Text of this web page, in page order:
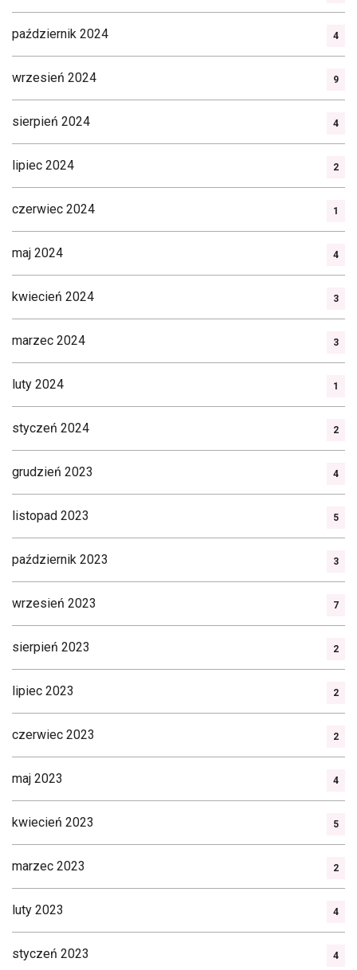
październik 2024 4
wrzesień 2024 9
sierpień 2024 4
lipiec 2024 2
czerwiec 2024 1
maj 2024 4
kwiecień 2024 3
marzec 2024 3
luty 2024 1
styczeń 2024 2
grudzień 2023 4
listopad 2023 5
październik 2023 3
wrzesień 2023 7
sierpień 2023 2
lipiec 2023 2
czerwiec 2023 2
maj 2023 4
kwiecień 2023 5
marzec 2023 2
luty 2023 4
styczeń 2023 4